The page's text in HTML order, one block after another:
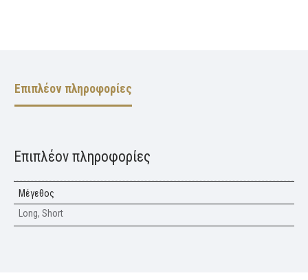
Επιπλέον πληροφορίες
Επιπλέον πληροφορίες
Μέγεθος
Long, Short